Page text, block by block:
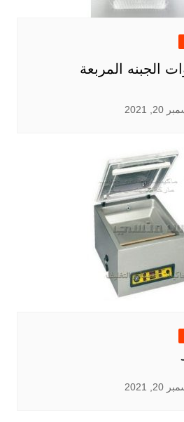
الجبنه المربعة
2021
2021